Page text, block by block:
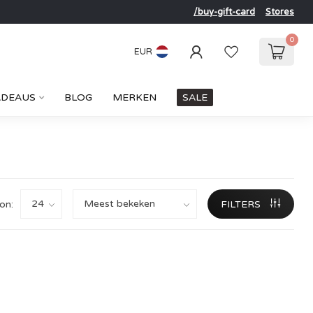
/buy-gift-card Stores
EUR
0
BLOG MERKEN SALE
FILTERS